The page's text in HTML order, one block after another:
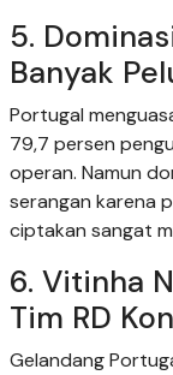
5.
Banyak
Portugal
79,7 persen
operan. Namun
serangan karena
ciptakan sangat
6. Vitinha
Tim RD
Gelandang